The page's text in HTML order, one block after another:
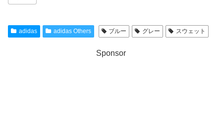
adidas adidas Others ブルー グレー スウェット
Sponsor